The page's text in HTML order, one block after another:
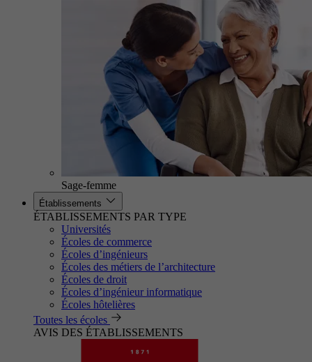
Sage-femme
Établissements
ÉTABLISSEMENTS PAR TYPE
Universités
Écoles de commerce
Écoles d’ingénieurs
Écoles des métiers de l’architecture
Écoles de droit
Écoles d’ingénieur informatique
Écoles hôtelières
Toutes les écoles
AVIS DES ÉTABLISSEMENTS